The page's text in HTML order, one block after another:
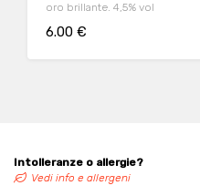
oro brillante. 4,5% vol
6.00 €
Intolleranze o allergie?
Vedi info e allergeni